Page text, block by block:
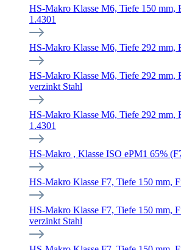
HS-Makro Klasse M6, Tiefe 150 mm,
1.4301
HS-Makro Klasse M6, Tiefe 292 mm,
HS-Makro Klasse M6, Tiefe 292 mm,
verzinkt Stahl
HS-Makro Klasse M6, Tiefe 292 mm,
1.4301
HS-Makro , Klasse ISO ePM1 65%
HS-Makro Klasse F7, Tiefe 150 mm,
HS-Makro Klasse F7, Tiefe 150 mm,
verzinkt Stahl